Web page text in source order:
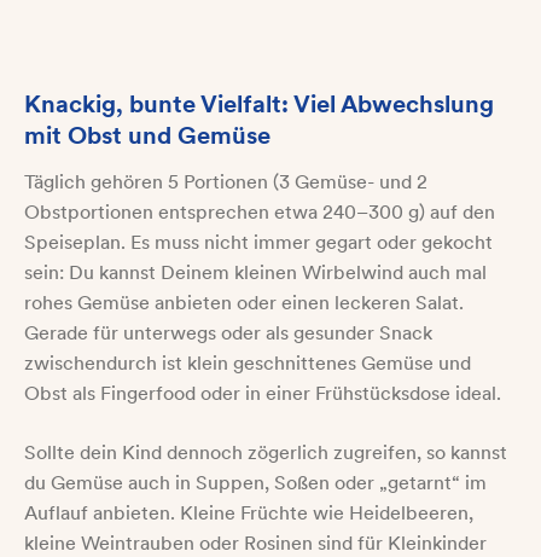
Knackig, bunte Vielfalt: Viel Abwechslung
mit Obst und Gemüse
Täglich gehören 5 Portionen (3 Gemüse- und 2
Obstportionen entsprechen etwa 240–300 g) auf den
Speiseplan. Es muss nicht immer gegart oder gekocht
sein: Du kannst Deinem kleinen Wirbelwind auch mal
rohes Gemüse anbieten oder einen leckeren Salat.
Gerade für unterwegs oder als gesunder Snack
zwischendurch ist klein geschnittenes Gemüse und
Obst als Fingerfood oder in einer Frühstücksdose ideal.
Sollte dein Kind dennoch zögerlich zugreifen, so kannst
du Gemüse auch in Suppen, Soßen oder „getarnt“ im
Auflauf anbieten. Kleine Früchte wie Heidelbeeren,
kleine Weintrauben oder Rosinen sind für Kleinkinder